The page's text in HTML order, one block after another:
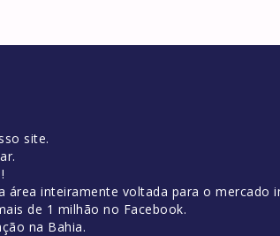
site.
inteiramente voltada para o mercado
de 1 milhão no Facebook.
na Bahia.